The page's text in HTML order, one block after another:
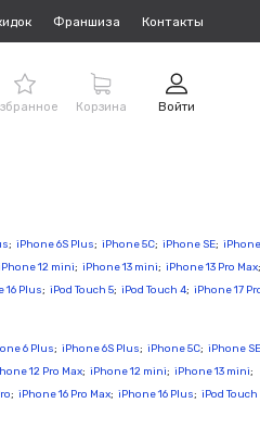
Франшиза Контакты
Корзина Войти
; iPhone 6S Plus; iPhone 5C; iPhone SE; iPhone
12 mini; iPhone 13 mini; iPhone 13 Pro Max
16 Plus; iPod Touch 5; iPod Touch 4; iPhone 17
6 Plus; iPhone 6S Plus; iPhone 5C; iPhone SE
12 Pro Max; iPhone 12 mini; iPhone 13 mini;
; iPhone 16 Pro Max; iPhone 16 Plus; iPod Touch